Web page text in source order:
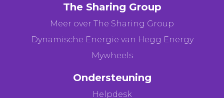
The Sharing Group
Meer over The Sharing Group
Dynamische Energie van Hegg Energy
Mywheels
Ondersteuning
Helpdesk